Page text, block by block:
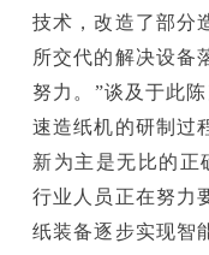
技术，改造了部分
所交代的解决设备
努力。”谈及于此
速造纸机的研制过
新为主是无比的正
行业人员正在努力
纸装备逐步实现智